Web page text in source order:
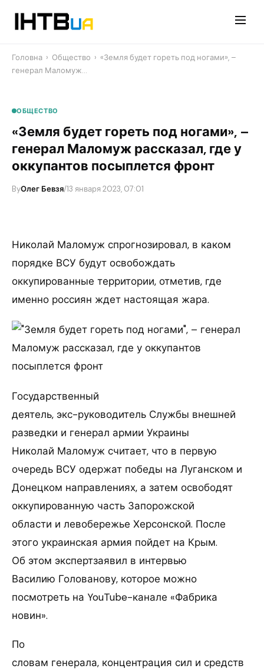
Головна › Общество › «Земля будет гореть под ногами», –
генерал Маломуж…
ОБЩЕСТВО
«Земля будет гореть под ногами», –
генерал Маломуж рассказал, где у
оккупантов посыплется фронт
ByОлег Бевзя/13 января 2023, 07:01
Николай Маломуж спрогнозировал, в каком
порядке ВСУ будут освобождать
оккупированные территории, отметив, где
именно россиян ждет настоящая жара.
Государственный
деятель, экс-руководитель Службы внешней
разведки и генерал армии Украины
Николай Маломуж считает, что в первую
очередь ВСУ одержат победы на Луганском и
Донецком направлениях, а затем освободят
оккупированную часть Запорожской
области и левобережье Херсонской. После
этого украинская армия пойдет на Крым.
Об этом экспертзаявил в интервью
Василию Голованову, которое можно
посмотреть на YouTube-канале «Фабрика
новин».
По
словам генерала, концентрация сил и средств